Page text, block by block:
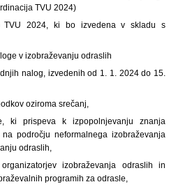
TVU 2024)
TVU 2024, ki bo izvedena v skladu s
v izobraževanju odraslih
nalog, izvedenih od 1. 1. 2024 do 15.
oziroma srečanj,
ki prispeva k izpopolnjevanju znanja
področju neformalnega izobraževanja
odraslih,
izobraževanja odraslih in
programih za odrasle,